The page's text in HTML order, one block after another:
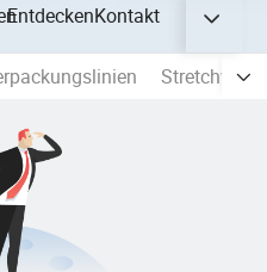
EntdeckenKontakt